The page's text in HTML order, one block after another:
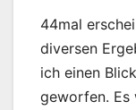
44mal
diversen
ich einen
geworfen. Es